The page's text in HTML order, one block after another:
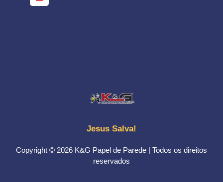
Jesus Salva!
Copyright © 2026 K&G Papel de Parede | Todos os direitos
reservados